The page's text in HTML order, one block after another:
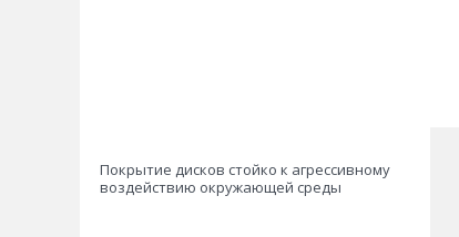
Покрытие дисков стойко к агрес­сив­­ному
воздействию окружающей среды